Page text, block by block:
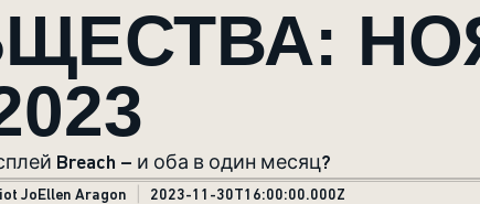
Breach – и оба в один месяц?
JoEllen Aragon 2023-11-30T16:00:00.000Z